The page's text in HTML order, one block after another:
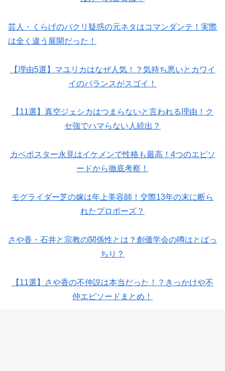
芸人・くらげのパクリ疑惑の元ネタはコマンダンテ！実際
は全く違う展開だった！
【理由5選】マユリカはなぜ人気！？気持ち悪いとカワイ
イのバランスがスゴイ！
【 11選】真空ジェシカはつまらないと言われる理由！ク
セ強でハマらない人続出？
カベポスター永見はイケメンで性格も最高！ 4つのエピソ
ードから徹底考察！
モグライダー芝の嫁は年上美容師！交際13年の末に断ら
れたプロポーズ？
さや香・石井と宗教の関係性とは？創価学会の噂はとばっ
ちり？
【 11選】さや香の不仲説は本当だった！？きっかけや不
仲エピソードまとめ！